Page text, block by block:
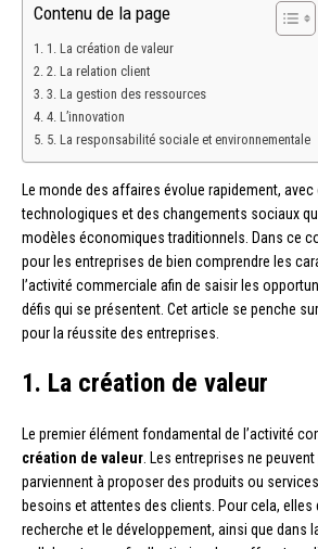
Contenu de la page
1. La création de valeur
2. La relation client
3. La gestion des ressources
4. L’innovation
5. La responsabilité sociale et environnementale
Le monde des affaires évolue rapidement,
technologiques et des changements sociaux
modèles économiques traditionnels. Dans ce
pour les entreprises de bien comprendre les
l’activité commerciale afin de saisir les
défis qui se présentent. Cet article se penche
pour la réussite des entreprises.
1. La création de valeur
Le premier élément fondamental de l’activité
création de valeur . Les entreprises ne
parviennent à proposer des produits ou
besoins et attentes des clients. Pour cela, elles
recherche et le développement, ainsi que dans